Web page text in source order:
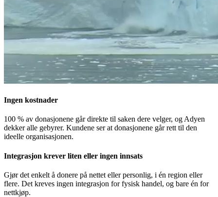
Ingen kostnader
100 % av donasjonene går direkte til saken dere velger, og Adyen
dekker alle gebyrer. Kundene ser at donasjonene går rett til den
ideelle organisasjonen.
Integrasjon krever liten eller ingen innsats
Gjør det enkelt å donere på nettet eller personlig, i én region eller
flere. Det kreves ingen integrasjon for fysisk handel, og bare én for
nettkjøp.